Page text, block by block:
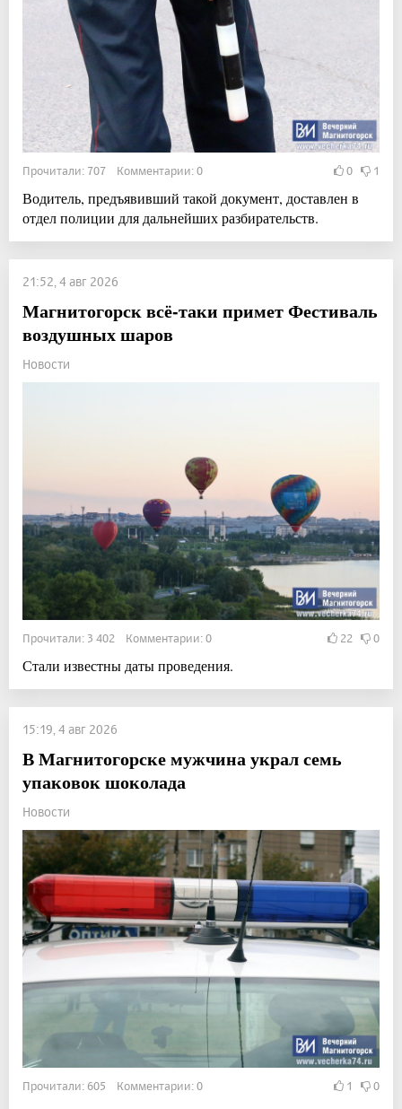
Прочитали: 707 Комментарии: 0 0 1
Водитель, предъявивший такой документ, доставлен в
отдел полиции для дальнейших разбирательств.
21:52, 4 авг 2026
Магнитогорск всё-таки примет Фестиваль
воздушных шаров
Новости
Прочитали: 3 402 Комментарии: 0 22 0
Стали известны даты проведения.
15:19, 4 авг 2026
В Магнитогорске мужчина украл семь
упаковок шоколада
Новости
Прочитали: 605 Комментарии: 0 1 0